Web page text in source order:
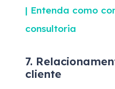
| Entenda como
consultoria
7.
cliente